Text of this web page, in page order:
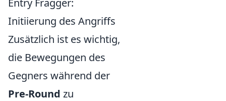
Initiierung des Angriffs
Zusätzlich ist es wichtig,
die Bewegungen des
Gegners während der
Pre-Round zu